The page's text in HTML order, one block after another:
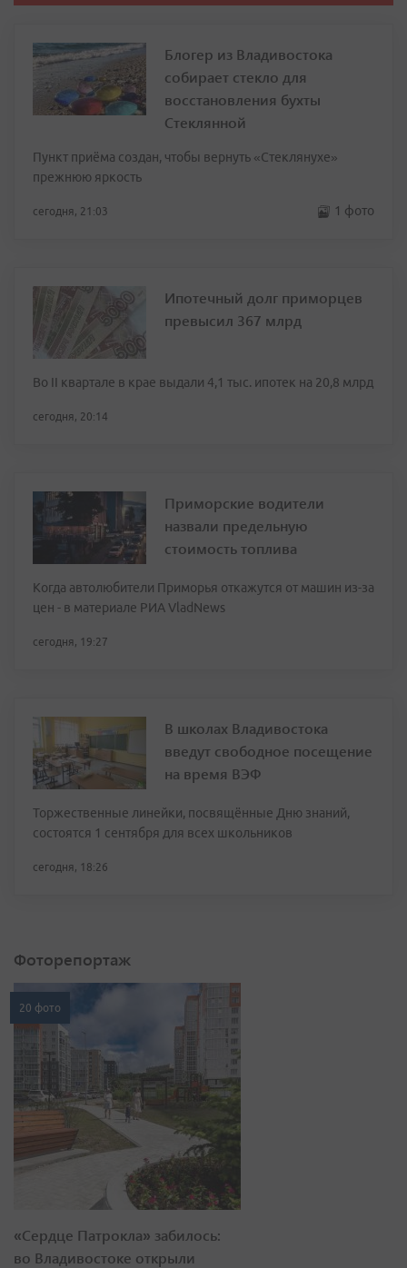
Блогер из Владивостока
собирает стекло для
восстановления бухты
Стеклянной
Пункт приёма создан, чтобы вернуть «Стеклянухе»
прежнюю яркость
сегодня, 21:03 1 фото
Ипотечный долг приморцев
превысил 367 млрд
Во II квартале в крае выдали 4,1 тыс. ипотек на 20,8 млрд
сегодня, 20:14
Приморские водители
назвали предельную
стоимость топлива
Когда автолюбители Приморья откажутся от машин из-за
цен - в материале РИА VladNews
сегодня, 19:27
В школах Владивостока
введут свободное посещение
на время ВЭФ
Торжественные линейки, посвящённые Дню знаний,
состоятся 1 сентября для всех школьников
сегодня, 18:26
Фоторепортаж
20 фото
«Сердце Патрокла» забилось:
во Владивостоке открыли